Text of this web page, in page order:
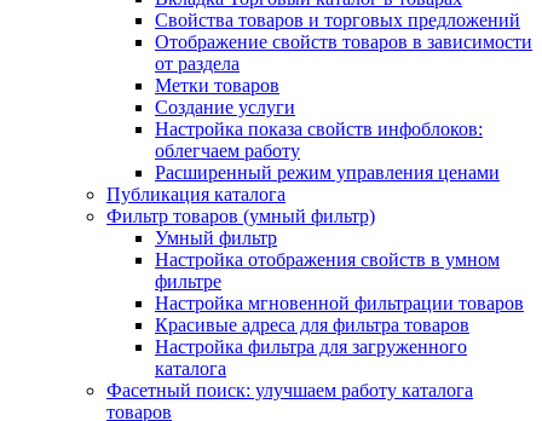
Свойства товаров и торговых предложений
Отображение свойств товаров в зависимости
от раздела
Метки товаров
Создание услуги
Настройка показа свойств инфоблоков:
облегчаем работу
Расширенный режим управления ценами
Публикация каталога
Фильтр товаров (умный фильтр)
Умный фильтр
Настройка отображения свойств в умном
фильтре
Настройка мгновенной фильтрации товаров
Красивые адреса для фильтра товаров
Настройка фильтра для загруженного
каталога
Фасетный поиск: улучшаем работу каталога
товаров